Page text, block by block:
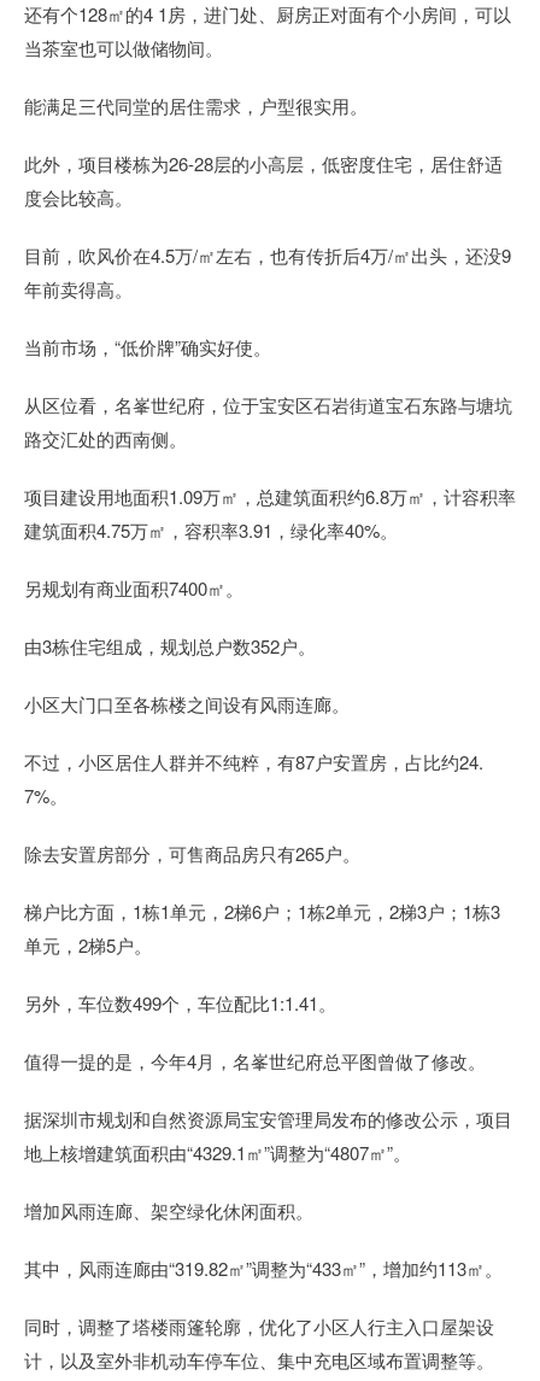
还有个128㎡的4 1房，进门处、厨房正对面有个小房间，可以
当茶室也可以做储物间。
能满足三代同堂的居住需求，户型很实用。
此外，项目楼栋为26-28层的小高层，低密度住宅，居住舒适
度会比较高。
目前，吹风价在4.5万/㎡左右，也有传折后4万/㎡出头，还没9
年前卖得高。
当前市场，“低价牌”确实好使。
从区位看，名峯世纪府，位于宝安区石岩街道宝石东路与塘坑
路交汇处的西南侧。
项目建设用地面积1.09万㎡，总建筑面积约6.8万㎡，计容积率
建筑面积4.75万㎡，容积率3.91，绿化率40%。
另规划有商业面积7400㎡。
由3栋住宅组成，规划总户数352户。
小区大门口至各栋楼之间设有风雨连廊。
不过，小区居住人群并不纯粹，有87户安置房，占比约24.
7%。
除去安置房部分，可售商品房只有265户。
梯户比方面，1栋1单元，2梯6户；1栋2单元，2梯3户；1栋3
单元，2梯5户。
另外，车位数499个，车位配比1:1.41。
值得一提的是，今年4月，名峯世纪府总平图曾做了修改。
据深圳市规划和自然资源局宝安管理局发布的修改公示，项目
地上核增建筑面积由“4329.1㎡”调整为“4807㎡”。
增加风雨连廊、架空绿化休闲面积。
其中，风雨连廊由“319.82㎡”调整为“433㎡”，增加约113㎡。
同时，调整了塔楼雨篷轮廓，优化了小区人行主入口屋架设
计，以及室外非机动车停车位、集中充电区域布置调整等。